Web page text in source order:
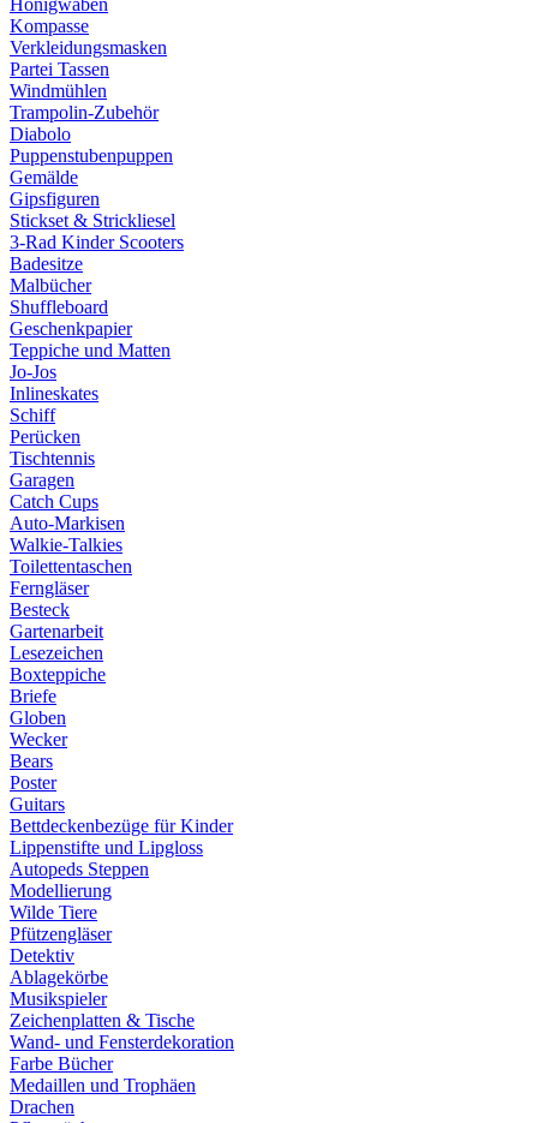
Honigwaben
Kompasse
Verkleidungsmasken
Partei Tassen
Windmühlen
Trampolin-Zubehör
Diabolo
Puppenstubenpuppen
Gemälde
Gipsfiguren
Stickset & Strickliesel
3-Rad Kinder Scooters
Badesitze
Malbücher
Shuffleboard
Geschenkpapier
Teppiche und Matten
Jo-Jos
Inlineskates
Schiff
Perücken
Tischtennis
Garagen
Catch Cups
Auto-Markisen
Walkie-Talkies
Toilettentaschen
Ferngläser
Besteck
Gartenarbeit
Lesezeichen
Boxteppiche
Briefe
Globen
Wecker
Bears
Poster
Guitars
Bettdeckenbezüge für Kinder
Lippenstifte und Lipgloss
Autopeds Steppen
Modellierung
Wilde Tiere
Pfützengläser
Detektiv
Ablagekörbe
Musikspieler
Zeichenplatten & Tische
Wand- und Fensterdekoration
Farbe Bücher
Medaillen und Trophäen
Drachen